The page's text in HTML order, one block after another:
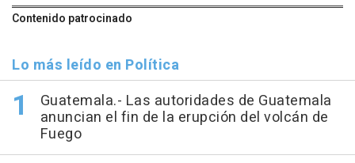
Contenido patrocinado
Lo más leído en Política
Guatemala.- Las autoridades de Guatemala
anuncian el fin de la erupción del volcán de
Fuego